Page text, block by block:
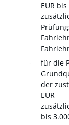
EUR
für die
der
EUR
bis